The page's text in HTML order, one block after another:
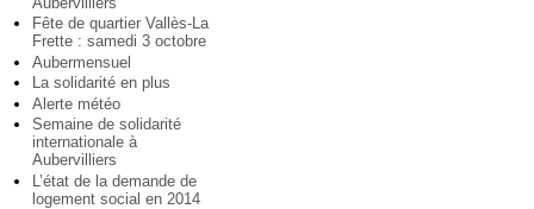
Fête de quartier Vallès-La
Frette : samedi 3 octobre
Aubermensuel
La solidarité en plus
Alerte météo
Semaine de solidarité
internationale à
Aubervilliers
L’état de la demande de
logement social en 2014